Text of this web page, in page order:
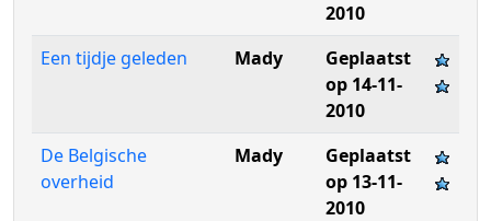
2010
Een tijdje geleden
Mady
Geplaatst
op 14-11-
2010
De Belgische
overheid
Mady
Geplaatst
op 13-11-
2010